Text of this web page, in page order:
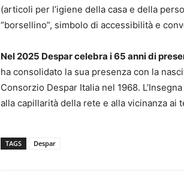
(articoli per l’igiene della casa e della
“borsellino”, simbolo di accessibilità e
Nel 2025 Despar celebra i 65 anni di
ha consolidato la sua presenza con la
Consorzio Despar Italia nel 1968.
alla capillarità della rete e alla vicinanza ai
TAGS Despar